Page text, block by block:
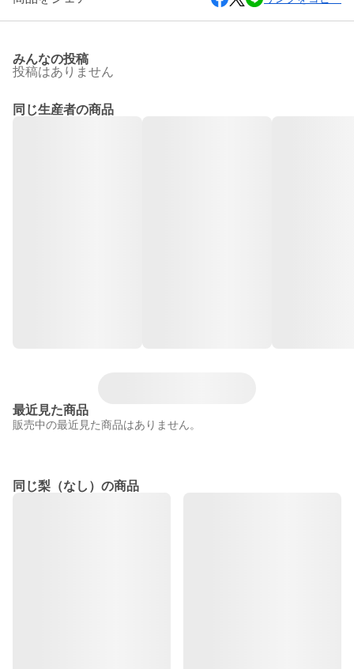
みんなの投稿
投稿はありません
同じ生産者の商品
最近見た商品
販売中の最近見た商品はありません。
同じ梨（なし）の商品